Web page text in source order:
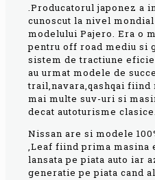
.Producatorul japonez a
cunoscut la nivel
modelului Pajero. Era o
pentru off road mediu si
sistem de tractiune
au urmat modele de
trail,navara,qashqai fiind
mai multe suv-uri si
decat autoturisme clasice.
Nissan are si modele
,Leaf fiind prima masina
lansata pe piata auto iar
generatie pe piata cand